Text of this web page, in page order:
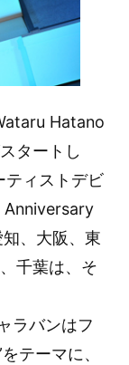
Hatano
タートし
ティストデビ
Anniversary
、大阪、東
千葉は、そ
ラバンはフ
テーマに、